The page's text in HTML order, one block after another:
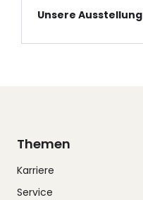
Unsere Ausstellung
Themen
Karriere
Service